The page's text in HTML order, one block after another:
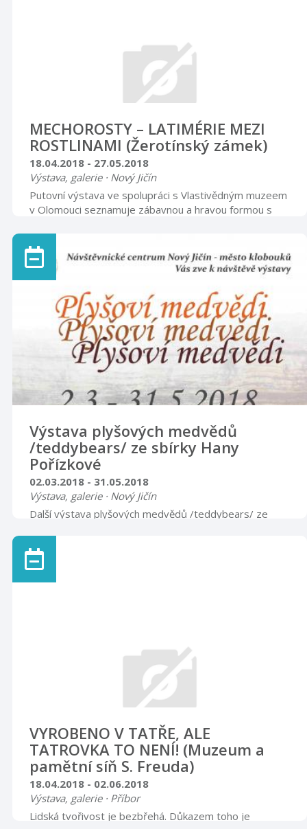
MECHOROSTY – LATIMÉRIE MEZI
ROSTLINAMI (Žerotínský zámek)
18.04.2018 - 27.05.2018
Výstava, galerie · Nový Jičín
Putovní výstava ve spolupráci s Vlastivědným muzeem
v Olomouci seznamuje zábavnou a hravou formou s
sál
Výstava plyšových medvědů
/teddybears/ ze sbírky Hany
Pořízkové
02.03.2018 - 31.05.2018
Výstava, galerie · Nový Jičín
Další výstava plyšových medvědů /teddybears/ ze
do 31. května 2018.
VYROBENO V TATŘE, ALE
TATROVKA TO NENÍ! (Muzeum a
pamětní síň S. Freuda)
18.04.2018 - 02.06.2018
Výstava, galerie · Příbor
Lidská tvořivost je bezbřehá. Důkazem toho je